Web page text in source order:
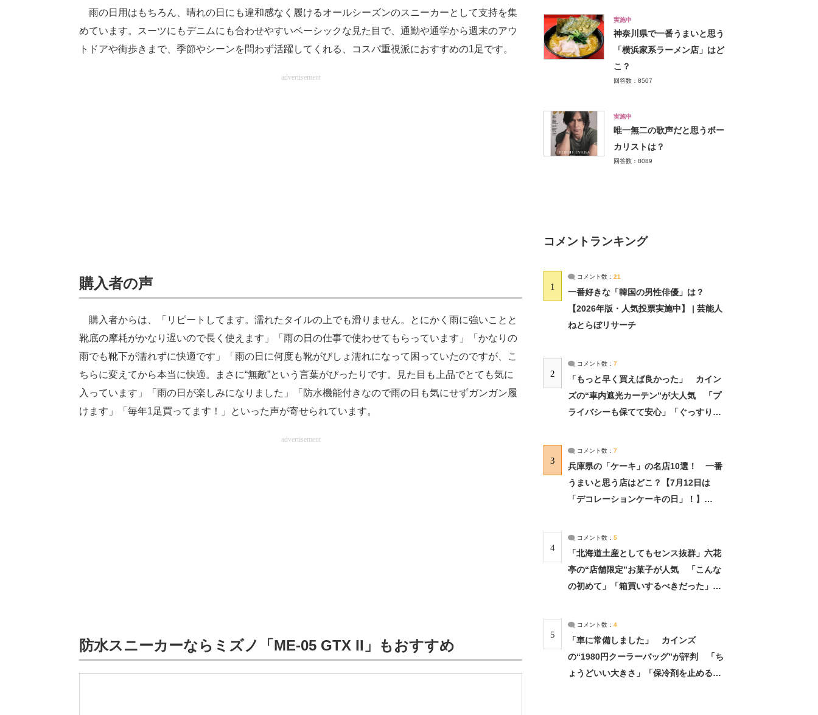
雨の日用はもちろん、晴れの日にも違和感なく履けるオールシーズンのスニーカーとして支持を集
めています。スーツにもデニムにも合わせやすいベーシックな見た目で、通勤や通学から週末のアウ
トドアや街歩きまで、季節やシーンを問わず活躍してくれる、コスパ重視派におすすめの1足です。
advertisement
購入者の声
購入者からは、「リピートしてます。濡れたタイルの上でも滑りません。とにかく雨に強いことと
靴底の摩耗がかなり遅いので長く使えます」「雨の日の仕事で使わせてもらっています」「かなりの
雨でも靴下が濡れずに快適です」「雨の日に何度も靴がびしょ濡れになって困っていたのですが、こ
ちらに変えてから本当に快適。まさに“無敵”という言葉がぴったりです。見た目も上品でとても気に
入っています」「雨の日が楽しみになりました」「防水機能付きなので雨の日も気にせずガンガン履
けます」「毎年1足買ってます！」といった声が寄せられています。
advertisement
防水スニーカーならミズノ「ME-05 GTX II」もおすすめ
実施中
神奈川県で一番うまいと思う
「横浜家系ラーメン店」はど
こ？
回答数：8507
実施中
唯一無二の歌声だと思うボー
カリストは？
回答数：8089
コメントランキング
1
コメント数： 21
一番好きな「韓国の男性俳優」は？
【2026年版・人気投票実施中】 | 芸能人
ねとらぼリサーチ
2
コメント数： 7
「もっと早く買えば良かった」 カイン
ズの“車内遮光カーテン”が大人気 「プ
ライバシーも保てて安心」「ぐっすり眠
3
コメント数： 7
兵庫県の「ケーキ」の名店10選！ 一番
うまいと思う店はどこ？【7月12日は
「デコレーションケーキの日」！】
4
コメント数： 5
「北海道土産としてもセンス抜群」六花
亭の“店舗限定”お菓子が人気 「こんな
の初めて」「箱買いするべきだった」
5
コメント数： 4
「車に常備しました」 カインズ
の“1980円クーラーバッグ”が評判 「ち
ょうどいい大きさ」「保冷剤を止めるベ